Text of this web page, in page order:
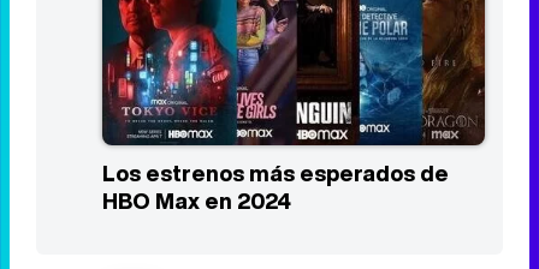
Los estrenos más esperados de
HBO Max en 2024